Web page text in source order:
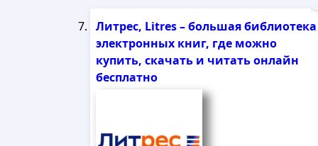
Литрес, Litres – большая библиотека
электронных книг, где можно
купить, скачать и читать онлайн
бесплатно